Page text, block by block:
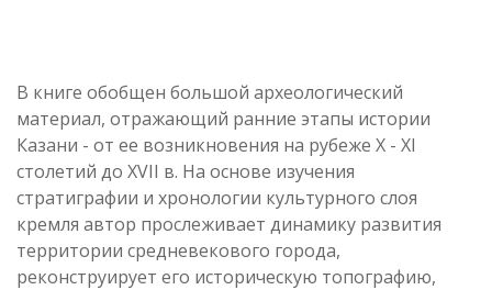
В книге обобщен большой археологический
материал, отражающий ранние этапы истории
Казани - от ее возникновения на рубеже X - XI
столетий до XVII в. На основе изучения
стратиграфии и хронологии культурного слоя
кремля автор прослеживает динамику развития
территории средневекового города,
реконструирует его историческую топографию,